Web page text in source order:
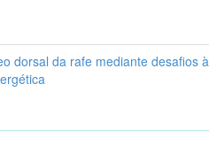
dorsal da rafe mediante desafios à